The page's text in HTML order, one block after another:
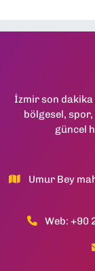
İzmir son
bölgesel,
güncel
Umur Bey
Web: +90